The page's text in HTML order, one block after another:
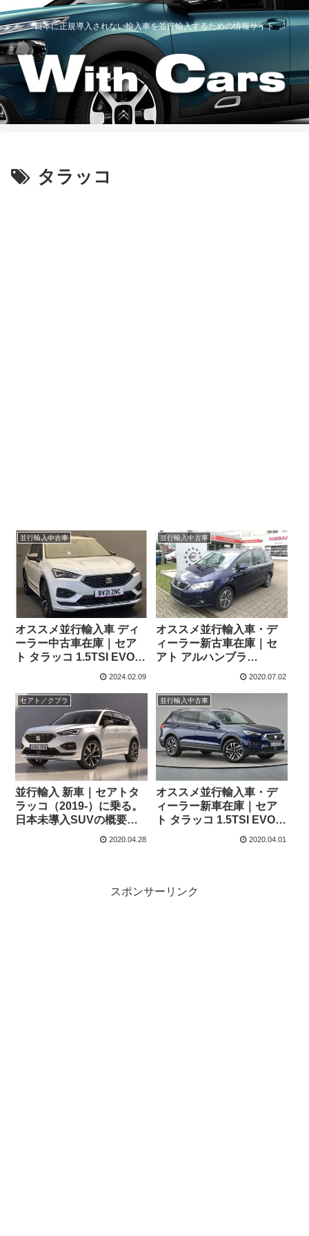
日本に正規導入されない輸入車を並行輸入するための情報サイト
タラッコ
並行輸入中古車
オススメ並行輸入車 ディ
ーラー中古車在庫｜セア
ト タラッコ 1.5TSI EVO
FR 7DSG ７人乗り 右ハン
2024.02.09
並行輸入中古車
オススメ並行輸入車・デ
ィーラー新古車在庫｜セ
アト アルハンブラ
XCELLENCE 1.4 TSI
2020.07.02
セアト／クプラ
並行輸入 新車｜セアトタ
ラッコ（2019-）に乗る。
日本未導入SUVの概要・
スペック・価格の情報。
2020.04.28
並行輸入中古車
オススメ並行輸入車・デ
ィーラー新車在庫｜セア
ト タラッコ 1.5TSI EVO
2020.04.01
スポンサーリンク